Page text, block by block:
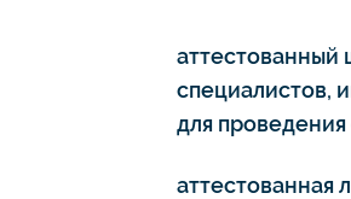
аттестованный
специалистов,
для
аттестованная